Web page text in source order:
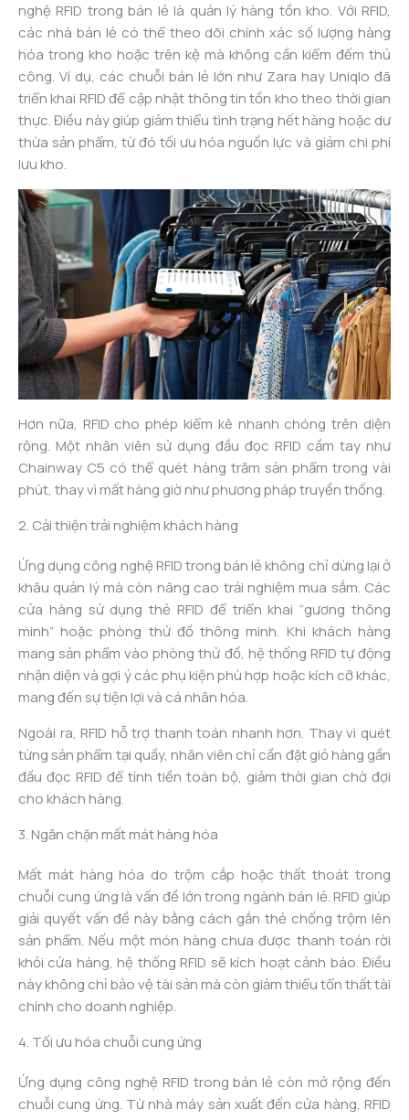
nghệ RFID trong bán lẻ là quản lý hàng tồn kho. Với RFID,
các nhà bán lẻ có thể theo dõi chính xác số lượng hàng
hóa trong kho hoặc trên kệ mà không cần kiểm đếm thủ
công. Ví dụ, các chuỗi bán lẻ lớn như Zara hay Uniqlo đã
triển khai RFID để cập nhật thông tin tồn kho theo thời gian
thực. Điều này giúp giảm thiểu tình trạng hết hàng hoặc dư
thừa sản phẩm, từ đó tối ưu hóa nguồn lực và giảm chi phí
lưu kho.
Hơn nữa, RFID cho phép kiểm kê nhanh chóng trên diện
rộng. Một nhân viên sử dụng đầu đọc RFID cầm tay như
Chainway C5 có thể quét hàng trăm sản phẩm trong vài
phút, thay vì mất hàng giờ như phương pháp truyền thống.
2. Cải thiện trải nghiệm khách hàng
Ứng dụng công nghệ RFID trong bán lẻ không chỉ dừng lại ở
khâu quản lý mà còn nâng cao trải nghiệm mua sắm. Các
cửa hàng sử dụng thẻ RFID để triển khai “gương thông
minh” hoặc phòng thử đồ thông minh. Khi khách hàng
mang sản phẩm vào phòng thử đồ, hệ thống RFID tự động
nhận diện và gợi ý các phụ kiện phù hợp hoặc kích cỡ khác,
mang đến sự tiện lợi và cá nhân hóa.
Ngoài ra, RFID hỗ trợ thanh toán nhanh hơn. Thay vì quét
từng sản phẩm tại quầy, nhân viên chỉ cần đặt giỏ hàng gần
đầu đọc RFID để tính tiền toàn bộ, giảm thời gian chờ đợi
cho khách hàng.
3. Ngăn chặn mất mát hàng hóa
Mất mát hàng hóa do trộm cắp hoặc thất thoát trong
chuỗi cung ứng là vấn đề lớn trong ngành bán lẻ. RFID giúp
giải quyết vấn đề này bằng cách gắn thẻ chống trộm lên
sản phẩm. Nếu một món hàng chưa được thanh toán rời
khỏi cửa hàng, hệ thống RFID sẽ kích hoạt cảnh báo. Điều
này không chỉ bảo vệ tài sản mà còn giảm thiểu tổn thất tài
chính cho doanh nghiệp.
4. Tối ưu hóa chuỗi cung ứng
Ứng dụng công nghệ RFID trong bán lẻ còn mở rộng đến
chuỗi cung ứng. Từ nhà máy sản xuất đến cửa hàng, RFID